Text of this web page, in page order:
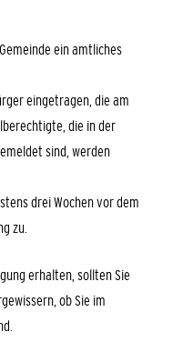
ein amtliches
eingetragen, die am
die in der
sind, werden
drei Wochen vor dem
zu.
erhalten, sollten Sie
ob Sie im